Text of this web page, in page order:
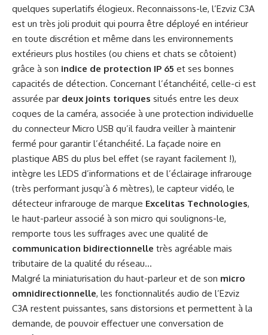
quelques superlatifs élogieux. Reconnaissons-le, l’Ezviz C3A
est un très joli produit qui pourra être déployé en intérieur
en toute discrétion et même dans les environnements
extérieurs plus hostiles (ou chiens et chats se côtoient)
grâce à son indice de protection IP 65 et ses bonnes
capacités de détection. Concernant l’étanchéité, celle-ci est
assurée par deux joints toriques situés entre les deux
coques de la caméra, associée à une protection individuelle
du connecteur Micro USB qu’il faudra veiller à maintenir
fermé pour garantir l’étanchéité. La façade noire en
plastique ABS du plus bel effet (se rayant facilement !),
intègre les LEDS d’informations et de l’éclairage infrarouge
(très performant jusqu’à 6 mètres), le capteur vidéo, le
détecteur infrarouge de marque Excelitas Technologies,
le haut-parleur associé à son micro qui soulignons-le,
remporte tous les suffrages avec une qualité de
communication bidirectionnelle très agréable mais
tributaire de la qualité du réseau…
Malgré la miniaturisation du haut-parleur et de son micro
omnidirectionnelle, les fonctionnalités audio de l’Ezviz
C3A restent puissantes, sans distorsions et permettent à la
demande, de pouvoir effectuer une conversation de